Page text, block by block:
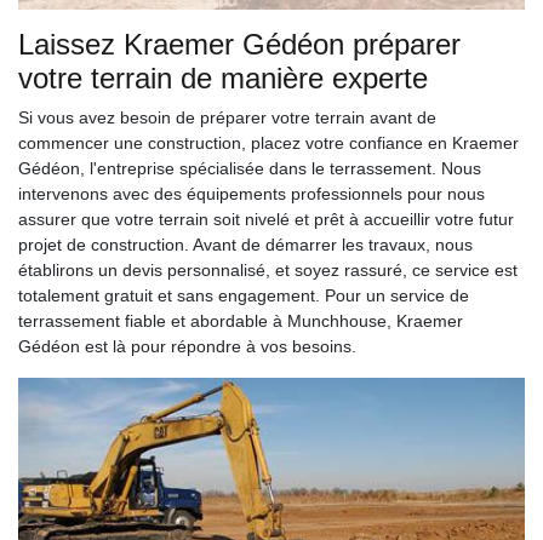
Laissez Kraemer Gédéon préparer
votre terrain de manière experte
Si vous avez besoin de préparer votre terrain avant de
commencer une construction, placez votre confiance en Kraemer
Gédéon, l'entreprise spécialisée dans le terrassement. Nous
intervenons avec des équipements professionnels pour nous
assurer que votre terrain soit nivelé et prêt à accueillir votre futur
projet de construction. Avant de démarrer les travaux, nous
établirons un devis personnalisé, et soyez rassuré, ce service est
totalement gratuit et sans engagement. Pour un service de
terrassement fiable et abordable à Munchhouse, Kraemer
Gédéon est là pour répondre à vos besoins.